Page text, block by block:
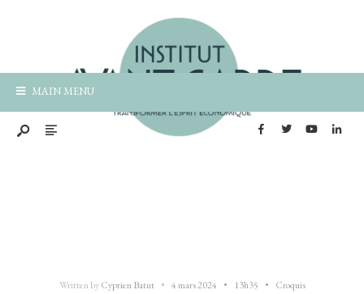
MAIN MENU
Written byCyprien Batut • 4 mars 2024 • 13h35 • Croquis